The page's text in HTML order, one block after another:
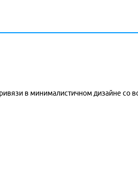
в минималистичном дизайне со